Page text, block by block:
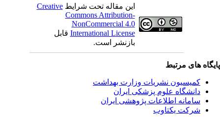
این مقاله تحت شرایطCreative
Commons Attribution-
NonCommercial 4.0
International Licenseقابل
بازنشر است.
های مرتبط
کمیسیون نشریات وزارت بهداشت
دانشگاه علوم پزشکی ایران
سامانه اطلاعات پژوهشی ایران
شرکت یکتاوب